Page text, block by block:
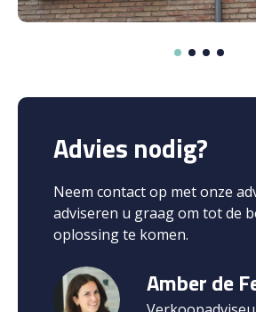
Advies nodig?
Neem contact op met onze
adviseren u graag om tot de
oplossing te komen.
Amber de